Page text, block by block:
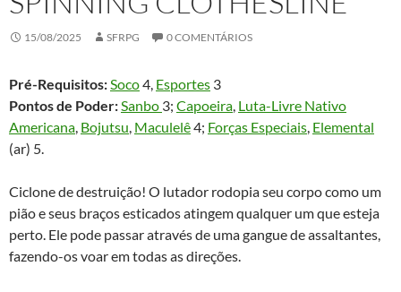
15/08/2025 SFRPG 0 COMENTÁRIOS
Pré-Requisitos:Soco4, Esportes 3
Pontos de Poder:Sanbo 3; Capoeira, Luta-Livre Nativo
Americana, Bojutsu, Maculelê4; Forças Especiais, Elemental
(ar) 5.
Ciclone de destruição! O lutador rodopia seu corpo como um
pião e seus braços esticados atingem qualquer um que esteja
perto. Ele pode passar através de uma gangue de assaltantes,
fazendo-os voar em todas as direções.